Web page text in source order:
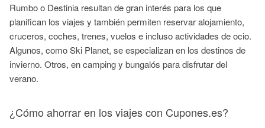
Rumbo o Destinia resultan de gran interés para los que
planifican los viajes y también permiten reservar alojamiento,
cruceros, coches, trenes, vuelos e incluso actividades de ocio.
Algunos, como Ski Planet, se especializan en los destinos de
invierno. Otros, en camping y bungalós para disfrutar del
verano.
¿Cómo ahorrar en los viajes con Cupones.es?